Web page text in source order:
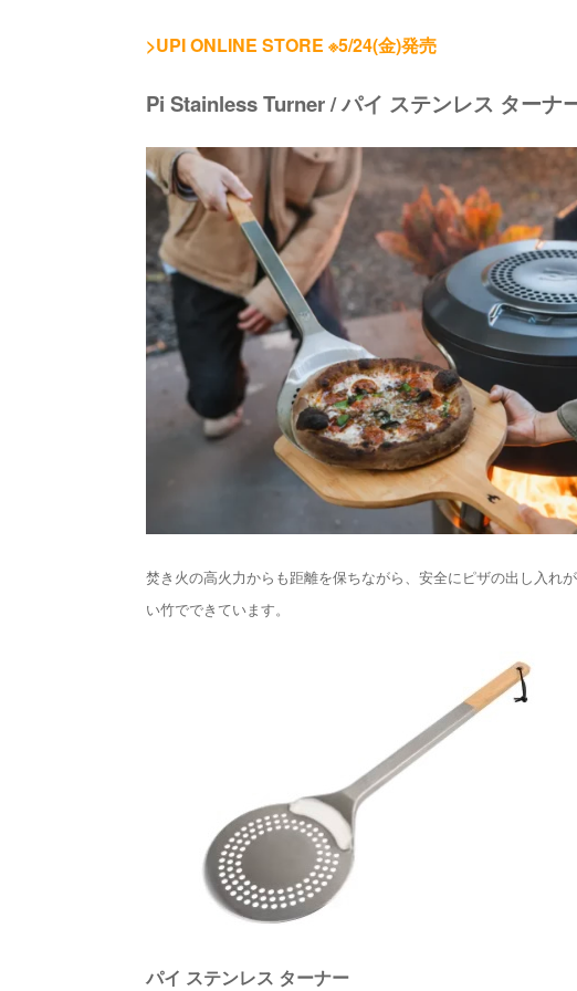
>UPI ONLINE STORE ※5/24(金)発売
Pi Stainless Turner / パイ ステンレス ターナ
焚き火の高火力からも距離を保ちながら、安全にピザの出し入れ
い竹でできています。
パイ ステンレス ターナー